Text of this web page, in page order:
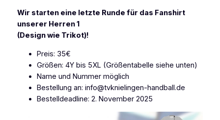
Wir starten eine letzte Runde für das Fanshirt
unserer Herren 1
(Design wie Trikot)!
Preis: 35€
Größen: 4Y bis 5XL (Größentabelle siehe unten)
Name und Nummer möglich
Bestellung an: info@tvknielingen-handball.de
Bestelldeadline: 2. November 2025